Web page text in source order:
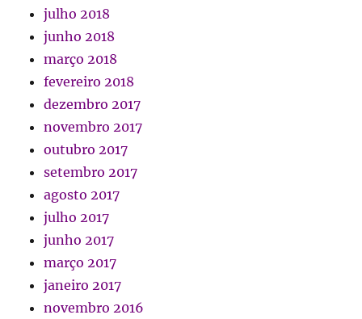
julho 2018
junho 2018
março 2018
fevereiro 2018
dezembro 2017
novembro 2017
outubro 2017
setembro 2017
agosto 2017
julho 2017
junho 2017
março 2017
janeiro 2017
novembro 2016